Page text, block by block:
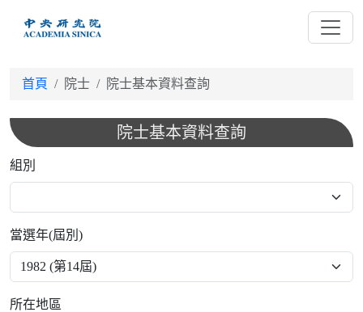
首頁 院士 院士基本資料查詢
院士基本資料查詢
組別
當選年(屆別)
所在地區